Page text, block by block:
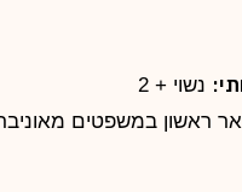
גם הצלחות השנה. הוא
את הרפורמה החשובה
נשוי + 2
ראשון במשפטים